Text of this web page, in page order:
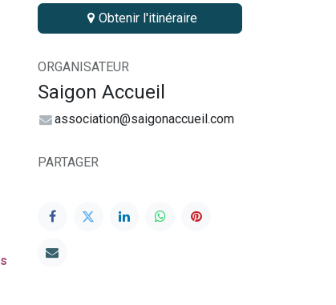
Obtenir l'itinéraire
ORGANISATEUR
Saigon Accueil
association@saigonaccueil.com
PARTAGER